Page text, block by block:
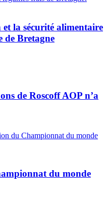
et la sécurité alimentaire
de Bretagne
de Roscoff AOP n’a
du monde